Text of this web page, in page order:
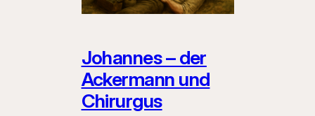
Johannes – der
Ackermann und
Chirurgus